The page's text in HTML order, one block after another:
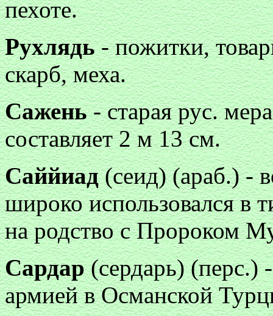
пехоте.
Рухлядь- пожитки,
скарб, меха.
Сажень- старая рус.
составляет 2 м 13 см.
Саййиад(сеид) (араб.) -
широко использовался в
на родство с Пророком
Сардар(сердарь)
армией в Османской